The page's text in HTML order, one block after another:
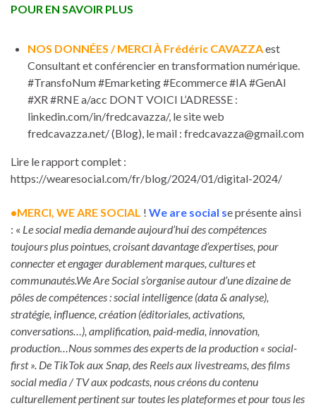
POUR EN SAVOIR PLUS
NOS DONNÉES / MERCI À Frédéric CAVAZZAest
Consultant et conférencier en transformation numérique.
#TransfoNum #Emarketing #Ecommerce #IA #GenAI
#XR #RNE a/acc DONT VOICI L’ADRESSE :
linkedin.com/in/fredcavazza/, le site web
fredcavazza.net/ (Blog), le mail : fredcavazza@gmail.com
Lire le rapport complet :
https://wearesocial.com/fr/blog/2024/01/digital-2024/
•MERCI, WE ARE SOCIAL ! We are social se présente ainsi
: « Le social media demande aujourd’hui des compétences
toujours plus pointues, croisant davantage d’expertises, pour
connecter et engager durablement marques, cultures et
communautés.We Are Social s’organise autour d’une dizaine de
pôles de compétences : social intelligence (data & analyse),
stratégie, influence, création (éditoriales, activations,
conversations…), amplification, paid-media, innovation,
production…Nous sommes des experts de la production « social-
first ». De TikTok aux Snap, des Reels aux livestreams, des films
social media / TV aux podcasts, nous créons du contenu
culturellement pertinent sur toutes les plateformes et pour tous les